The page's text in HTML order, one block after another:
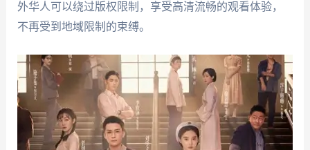
外华人可以绕过版权限制，享受高清流畅的观看体验，
不再受到地域限制的束缚。